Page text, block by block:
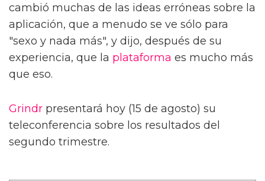
cambió muchas de las ideas erróneas sobre la
aplicación, que a menudo se ve sólo para
"sexo y nada más", y dijo, después de su
experiencia, que la plataforma es mucho más
que eso.
Grindr presentará hoy (15 de agosto) su
teleconferencia sobre los resultados del
segundo trimestre.